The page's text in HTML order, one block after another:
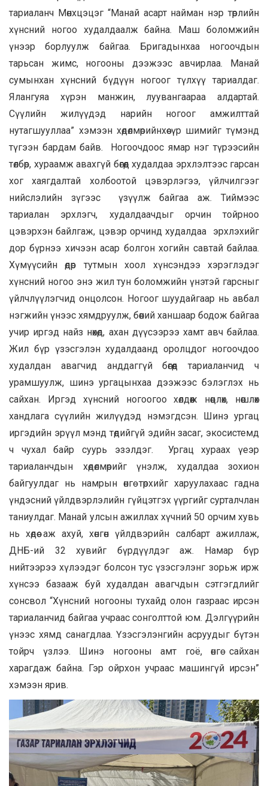
тариаланч Мөнхцэцэг “Манай асарт найман нэр төрлийн
хүнсний ногоо худалдаалж байна. Маш боломжийн
үнээр борлуулж байгаа. Бригадынхаа ногоочдын
тарьсан жимс, ногооны дээжээс авчирлаа. Манай
сумынхан хүнсний бүдүүн ногоог түлхүү тариалдаг.
Ялангуяа хүрэн манжин, луувангаараа алдартай.
Сүүлийн жилүүдэд нарийн ногоог амжилттай
нутагшууллаа” хэмээн хөдөлмөрийнхөө үр шимийг түмэнд
түгээн бардам байв. Ногоочдоос ямар нэг түрээсийн
төлбөр, хураамж авахгүй бөгөөд худалдаа эрхлэлтээс гарсан
хог хаягдалтай холбоотой цэвэрлэгээ, үйлчилгээг
нийслэлийн зүгээс үзүүлж байгаа аж. Тиймээс
тариалан эрхлэгч, худалдаачдыг орчин тойрноо
цэвэрхэн байлгаж, цэвэр орчинд худалдаа эрхлэхийг
дор бүрнээ хичээн асар болгон хогийн савтай байлаа.
Хүмүүсийн өдөр тутмын хоол хүнсэндээ хэрэглэдэг
хүнсний ногоо энэ жил тун боломжийн үнэтэй гарсныг
үйлчлүүлэгчид онцолсон. Ногоог шуудайгаар нь авбал
нэгжийн үнээс хямдруулж, бөөний ханшаар бодож байгаа
учир иргэд найз нөхөд, ахан дүүсээрээ хамт авч байлаа.
Жил бүр үзэсгэлэн худалдаанд оролцдог ногоочдоо
худалдан авагчид анддаггүй бөгөөд тариаланчид ч
урамшуулж, шинэ ургацынхаа дээжээс бэлэглэх нь
сайхан. Иргэд хүнсний ногоогоо хөлдөөж нөөцлөх, нөөшлөх
хандлага сүүлийн жилүүдэд нэмэгдсэн. Шинэ ургац
иргэдийн эрүүл мэнд төдийгүй эдийн засаг, экосистемд
ч чухал байр суурь эзэлдэг. Ургац хураах үеэр
тариаланчдын хөдөлмөрийг үнэлж, худалдаа зохион
байгуулдаг нь намрын өнгө төрхийг харуулахаас гадна
үндэсний үйлдвэрлэлийн гүйцэтгэх үүргийг сурталчлан
таниулдаг. Манай улсын ажиллах хүчний 50 орчим хувь
нь хөдөө аж ахуй, хөнгөн үйлдвэрийн салбарт ажиллаж,
ДНБ-ий 32 хувийг бүрдүүлдэг аж. Намар бүр
нийтээрээ хүлээдэг болсон тус үзэсгэлэнг зорьж ирж
хүнсээ базааж буй худалдан авагчдын сэтгэгдлийг
сонсвол “Хүнсний ногооны тухайд олон газраас ирсэн
тариаланчид байгаа учраас сонголттой юм. Дэлгүүрийн
үнээс хямд санагдлаа. Үзэсгэлэнгийн асруудыг бүтэн
тойрч үзлээ. Шинэ ногооны амт гоё, өнгө сайхан
харагдаж байна. Гэр ойрхон учраас машингүй ирсэн”
хэмээн ярив.